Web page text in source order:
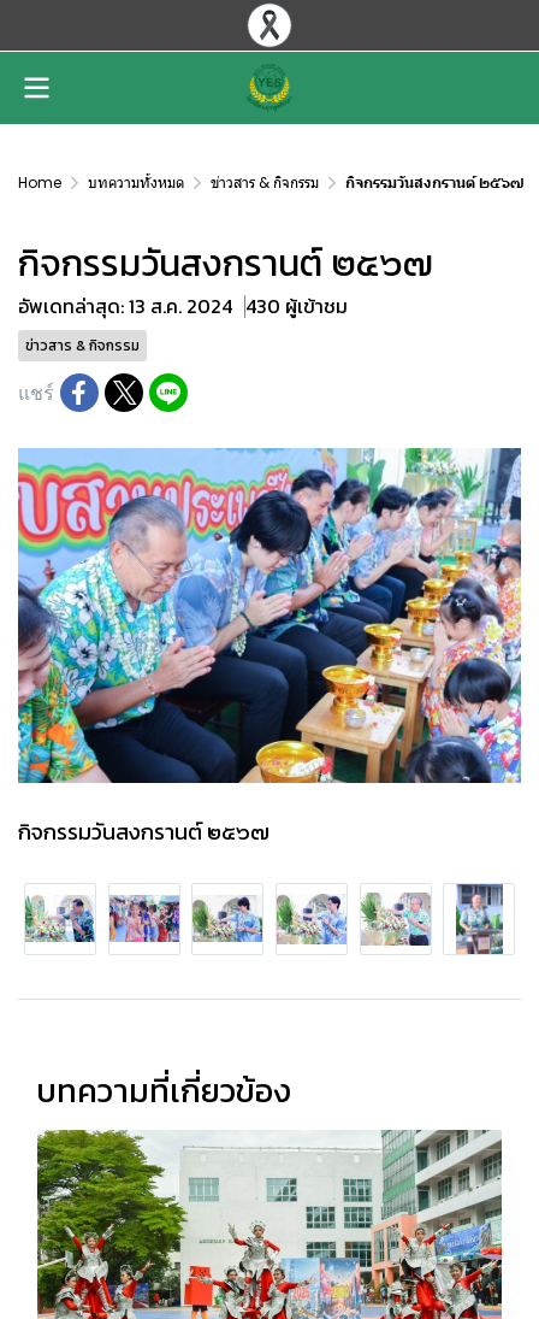
Home บทความทั้งหมด ข่าวสาร & กิจกรรม กิจกรรมวันสงกรานต์ ๒๕๖๗
กิจกรรมวันสงกรานต์ ๒๕๖๗
อัพเดทล่าสุด: 13 ส.ค. 2024 430 ผู้เข้าชม
ข่าวสาร & กิจกรรม
แชร์
กิจกรรมวันสงกรานต์ ๒๕๖๗
บทความที่เกี่ยวข้อง